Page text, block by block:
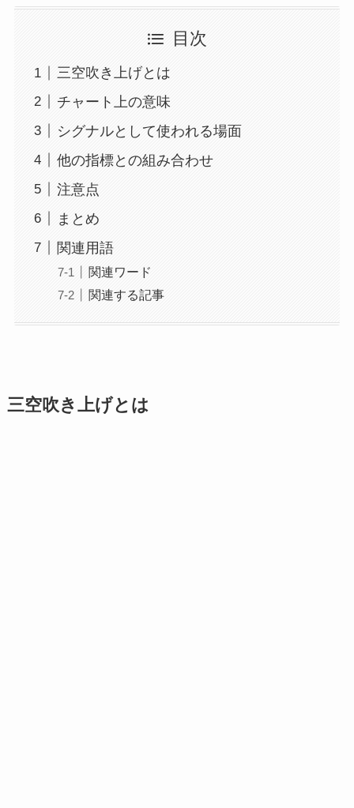
目次
三空吹き上げとは
チャート上の意味
シグナルとして使われる場面
他の指標との組み合わせ
注意点
まとめ
関連用語
関連ワード
関連する記事
三空吹き上げとは